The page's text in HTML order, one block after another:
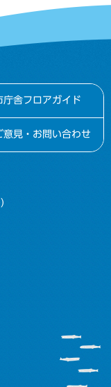
庁舎フロアガイド
意見・お問い合わせ